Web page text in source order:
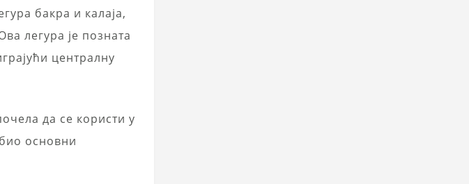
бакра и калаја,
легура је позната
централну
да се користи у
основни